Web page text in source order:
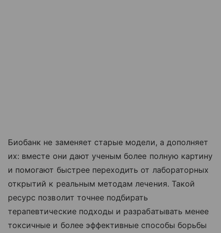
Биобанк не заменяет старые модели, а дополняет
их: вместе они дают ученым более полную картину
и помогают быстрее переходить от лабораторных
открытий к реальным методам лечения. Такой
ресурс позволит точнее подбирать
терапевтические подходы и разрабатывать менее
токсичные и более эффективные способы борьбы